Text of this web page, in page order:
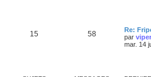
15 58
Re:
par
mar. 14